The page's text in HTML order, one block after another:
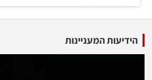
הידיעות המעניינות